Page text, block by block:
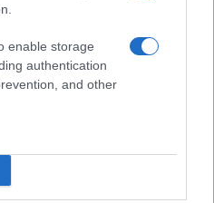
enable storage
authentication
and other
un proprio
può essere un’app
a nessun altro
che, qualsiasi strada
sarà pronta ad